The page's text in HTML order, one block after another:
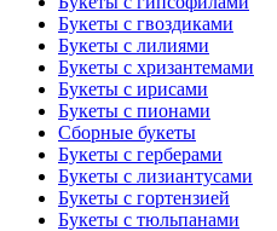
Букеты с гвоздиками
Букеты с лилиями
Букеты с хризантемами
Букеты с ирисами
Букеты с пионами
Сборные букеты
Букеты с герберами
Букеты с лизиантусами
Букеты с гортензией
Букеты с тюльпанами